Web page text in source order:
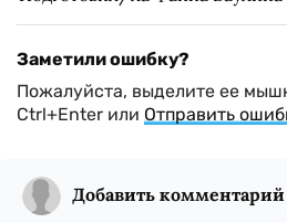
Заметили ошибку?
Пожалуйста, выделите ее
Ctrl+Enter или Отправить
Добавить комментарий